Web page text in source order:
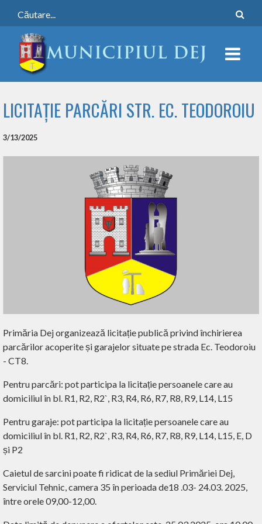
LICITAȚIE PARCĂRI STR. EC. TEODOROIU
3/13/2025
Primăria Dej organizează licitație publică privind închirierea
parcărilor acoperite și garajelor situate pe strada Ec. Teodoroiu
- CT8.
Pentru parcări: pot participa la licitație persoanele care au
domiciliul în bl. R1, R2, R2`, R3, R4, R6, R7, R8, R9, L14, L15
Pentru garaje: pot participa la licitație persoanele care au
domiciliul în bl. R1, R2, R2`, R3, R4, R6, R7, R8, R9, L14, L15, E, D
și P2
Caietul de sarcini poate fi ridicat de la sediul Primăriei Dej,
Serviciul Tehnic, camera 35 în perioada de18 .03- 24.03. 2025,
între orele 09,00-12,00.